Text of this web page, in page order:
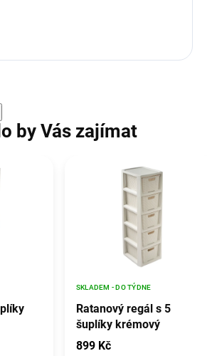
by Vás zajímat
Ratanový regál s 5
šuplíky krémový
SKLADEM - DO TÝDNE
899 Kč